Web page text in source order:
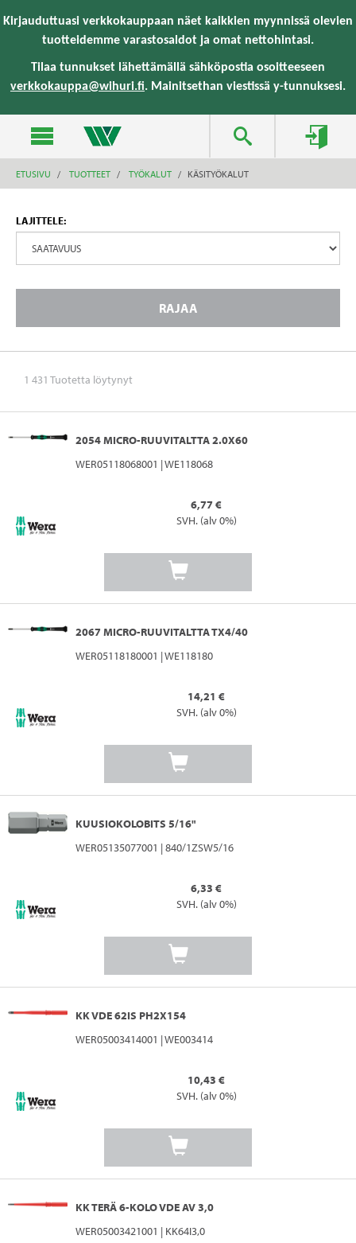
Kirjauduttuasi verkkokauppaan näet kaikkien myynnissä olevien
tuotteidemme varastosaldot ja omat nettohintasi.
Tilaa tunnukset lähettämällä sähköpostia osoitteeseen
verkkokauppa@wihuri.fi. Mainitsethan viestissä y-tunnuksesi.
ETUSIVU TUOTTEET TYÖKALUT KÄSITYÖKALUT
LAJITTELE:
RAJAA
1 431 Tuotetta löytynyt
2054 MICRO-RUUVITALTTA 2.0X60
WER05118068001 | WE118068
6,77 €
SVH. (alv 0%)
2067 MICRO-RUUVITALTTA TX4/40
WER05118180001 | WE118180
14,21 €
SVH. (alv 0%)
KUUSIOKOLOBITS 5/16"
WER05135077001 | 840/1ZSW5/16
6,33 €
SVH. (alv 0%)
KK VDE 62IS PH2X154
WER05003414001 | WE003414
10,43 €
SVH. (alv 0%)
KK TERÄ 6-KOLO VDE AV 3,0
WER05003421001 | KK64I3,0